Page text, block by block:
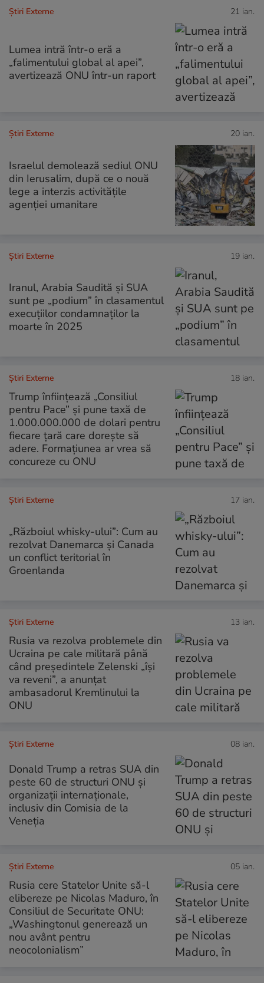
Știri Externe 21 ian.
Lumea intră într-o eră a
„falimentului global al apei”,
avertizează ONU într-un raport
Știri Externe 20 ian.
Israelul demolează sediul ONU
din Ierusalim, după ce o nouă
lege a interzis activitățile
agenției umanitare
Știri Externe 19 ian.
Iranul, Arabia Saudită și SUA
sunt pe „podium” în clasamentul
execuțiilor condamnaților la
moarte în 2025
Știri Externe 18 ian.
Trump înființează „Consiliul
pentru Pace” și pune taxă de
1.000.000.000 de dolari pentru
fiecare țară care dorește să
adere. Formațiunea ar vrea să
concureze cu ONU
Știri Externe 17 ian.
„Războiul whisky-ului”: Cum au
rezolvat Danemarca și Canada
un conflict teritorial în
Groenlanda
Știri Externe 13 ian.
Rusia va rezolva problemele din
Ucraina pe cale militară până
când președintele Zelenski „își
va reveni”, a anunțat
ambasadorul Kremlinului la
ONU
Știri Externe 08 ian.
Donald Trump a retras SUA din
peste 60 de structuri ONU și
organizații internaționale,
inclusiv din Comisia de la
Veneția
Știri Externe 05 ian.
Rusia cere Statelor Unite să-l
elibereze pe Nicolas Maduro, în
Consiliul de Securitate ONU:
„Washingtonul generează un
nou avânt pentru
neocolonialism”